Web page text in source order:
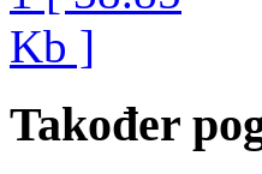
Također